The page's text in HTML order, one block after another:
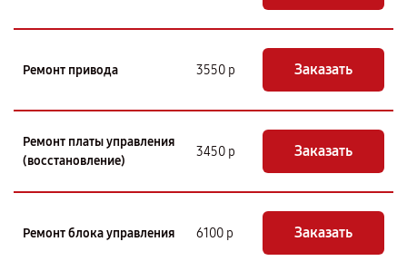
Ремонт привода 3550 р Заказать
Ремонт платы управления
(восстановление)
3450 р Заказать
Ремонт блока управления 6100 р Заказать